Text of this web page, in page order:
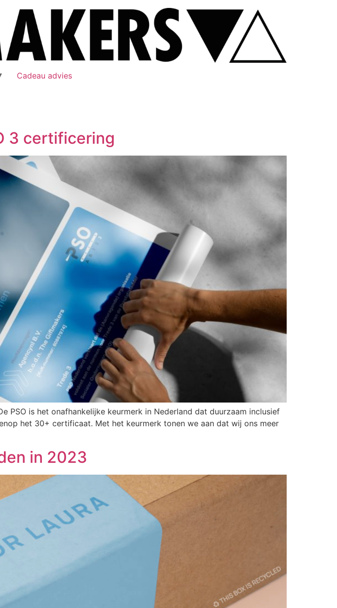
Cadeau advies
3 certificering
PSO is het onafhankelijke keurmerk in Nederland dat duurzaam inclusief
het 30+ certificaat. Met het keurmerk tonen we aan dat wij ons meer
in 2023